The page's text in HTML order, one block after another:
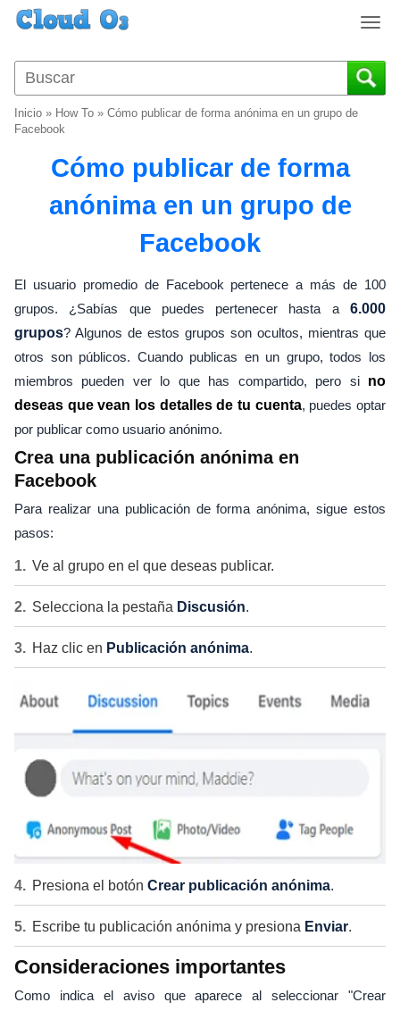
T
g
g
i
o
Inicio » How To » Cómo publicar de forma anónima en un grupo de
Facebook
Cómo publicar de forma
anónima en un grupo de
Facebook
El usuario promedio de Facebook pertenece a más de 100
grupos. ¿Sabías que puedes pertenecer hasta a 6.000
grupos? Algunos de estos grupos son ocultos, mientras que
otros son públicos. Cuando publicas en un grupo, todos los
miembros pueden ver lo que has compartido, pero si no
deseas que vean los detalles de tu cuenta, puedes optar
por publicar como usuario anónimo.
Crea una publicación anónima en
Facebook
Para realizar una publicación de forma anónima, sigue estos
pasos:
Ve al grupo en el que deseas publicar.
Selecciona la pestaña Discusión.
Haz clic en Publicación anónima.
Presiona el botón Crear publicación anónima.
Escribe tu publicación anónima y presiona Enviar.
Consideraciones importantes
Como indica el aviso que aparece al seleccionar "Crear